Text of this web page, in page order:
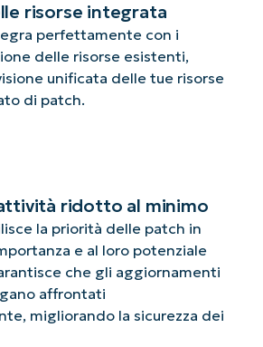
risorse integrata
perfettamente con i
delle risorse esistenti,
unificata delle tue risorse
di patch.
ridotto al minimo
la priorità delle patch in
e al loro potenziale
che gli aggiornamenti
affrontati
migliorando la sicurezza dei